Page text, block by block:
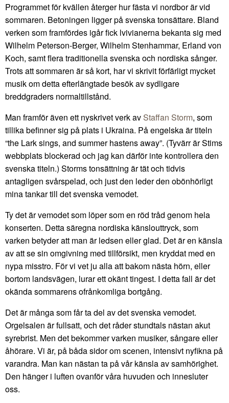
Programmet för kvällen återger hur fästa vi nordbor är vid
sommaren. Betoningen ligger på svenska tonsättare. Bland
verken som framfördes igår fick lvivianerna bekanta sig med
Wilhelm Peterson-Berger, Wilhelm Stenhammar, Erland von
Koch, samt flera traditionella svenska och nordiska sånger.
Trots att sommaren är så kort, har vi skrivit förfärligt mycket
musik om detta efterlängtade besök av sydligare
breddgraders normaltillstånd.
Man framför även ett nyskrivet verk av Staffan Storm, som
tillika befinner sig på plats i Ukraina. På engelska är titeln
“the Lark sings, and summer hastens away”. (Tyvärr är Stims
webbplats blockerad och jag kan därför inte kontrollera den
svenska titeln.) Storms tonsättning är tät och tidvis
antagligen svårspelad, och just den leder den obönhörligt
mina tankar till det svenska vemodet.
Ty det är vemodet som löper som en röd tråd genom hela
konserten. Detta säregna nordiska känslouttryck, som
varken betyder att man är ledsen eller glad. Det är en känsla
av att se sin omgivning med tillförsikt, men kryddat med en
nypa misstro. För vi vet ju alla att bakom nästa hörn, eller
bortom landsvägen, lurar ett okänt tingest. I detta fall är det
okända sommarens ofrånkomliga bortgång.
Det är många som får ta del av det svenska vemodet.
Orgelsalen är fullsatt, och det råder stundtals nästan akut
syrebrist. Men det bekommer varken musiker, sångare eller
åhörare. Vi är, på båda sidor om scenen, intensivt nyfikna på
varandra. Man kan nästan ta på vår känsla av samhörighet.
Den hänger i luften ovanför våra huvuden och innesluter
oss.